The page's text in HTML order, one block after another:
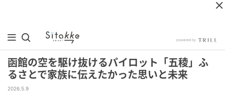
函館の空を駆け抜けるパイロット「五稜」ふ
るさとで家族に伝えたかった思いと未来
2026.5.9